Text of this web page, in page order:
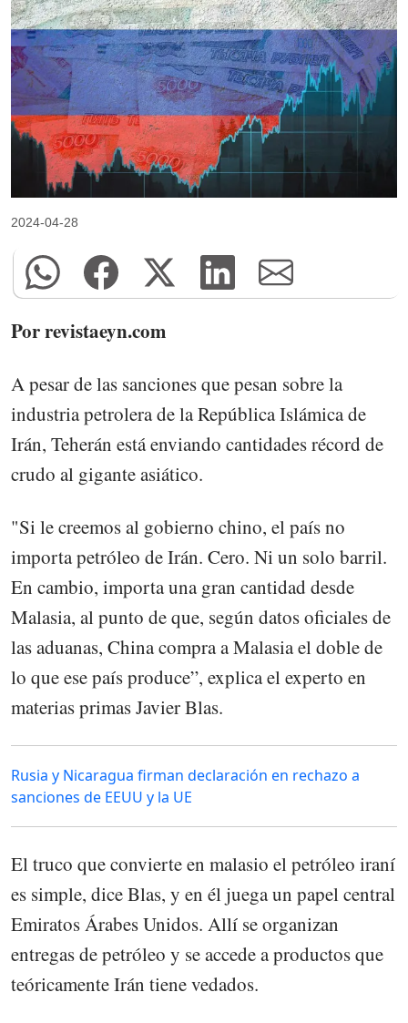
2024-04-28
Por revistaeyn.com
A pesar de las sanciones que pesan sobre la
industria petrolera de la República Islámica de
Irán, Teherán está enviando cantidades récord de
crudo al gigante asiático.
"Si le creemos al gobierno chino, el país no
importa petróleo de Irán. Cero. Ni un solo barril.
En cambio, importa una gran cantidad desde
Malasia, al punto de que, según datos oficiales de
las aduanas, China compra a Malasia el doble de
lo que ese país produce”, explica el experto en
materias primas Javier Blas.
Rusia y Nicaragua firman declaración en rechazo a
sanciones de EEUU y la UE
El truco que convierte en malasio el petróleo iraní
es simple, dice Blas, y en él juega un papel central
Emiratos Árabes Unidos. Allí se organizan
entregas de petróleo y se accede a productos que
teóricamente Irán tiene vedados.